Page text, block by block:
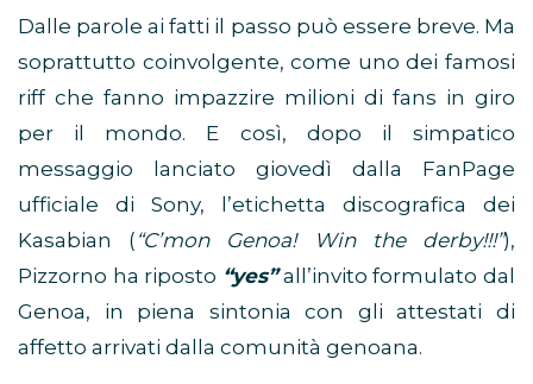
Dalle parole ai fatti il passo può essere breve. Ma
soprattutto coinvolgente, come uno dei famosi
riff che fanno impazzire milioni di fans in giro
per il mondo. E così, dopo il simpatico
messaggio lanciato giovedì dalla FanPage
ufficiale di Sony, l’etichetta discografica dei
Kasabian ( “C’mon Genoa! Win the derby!!!”),
Pizzorno ha riposto “yes”all’invito formulato dal
Genoa, in piena sintonia con gli attestati di
affetto arrivati dalla comunità genoana.